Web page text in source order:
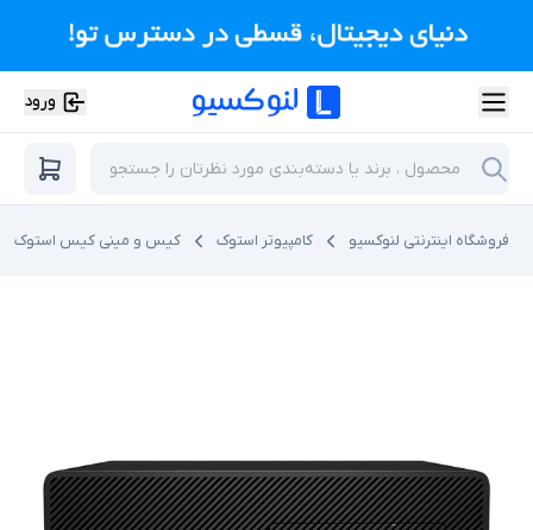
ورود
فروشگاه اینترنتی لنوکسیو کامپیوتر استوک کیس و مینی کیس استوک